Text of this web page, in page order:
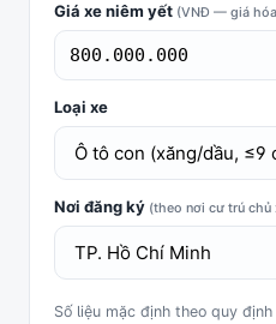
Giá xe niêm yết (VNĐ — giá
Loại xe
Nơi đăng ký (theo nơi cư trú chủ
Số liệu mặc định theo quy